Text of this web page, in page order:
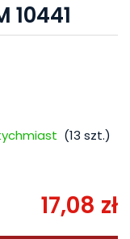
10441
(13 szt.)
17,08 zł